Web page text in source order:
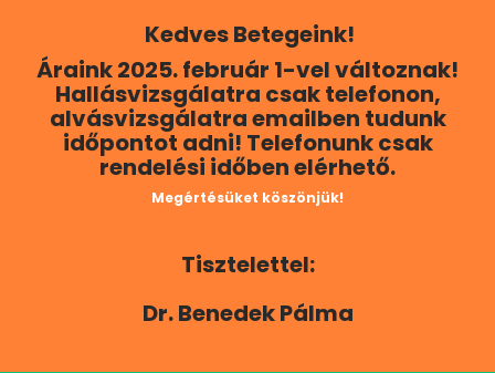
Kedves Betegeink!
Áraink 2025. február 1-vel változnak!
Hallásvizsgálatra csak telefonon,
alvásvizsgálatra emailben tudunk
időpontot adni! Telefonunk csak
rendelési időben elérhető.
Megértésüket köszönjük!
Tisztelettel:
Dr. Benedek Pálma
RÓLUNK
KAPCSOLAT
SZOLGÁLTATÁSAINK